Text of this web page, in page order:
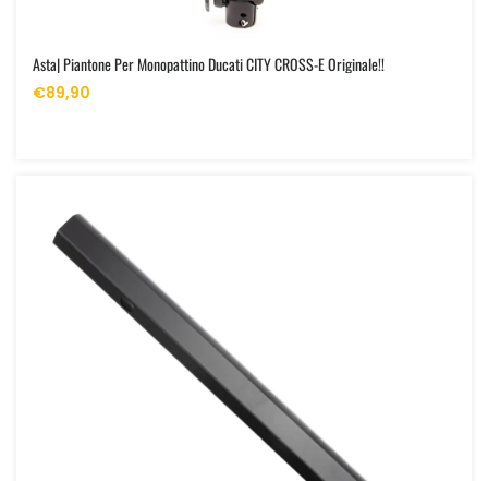
Asta| Piantone Per Monopattino Ducati CITY CROSS-E Originale!!
€89,90